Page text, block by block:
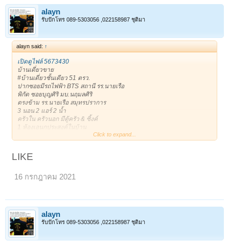
https://timeline.line.me/post/1161408134210039717
ขาย : 3,400,000 บาท
ติดต่อ : 0818665944 (alayan)
alayn
รับปักโทร 089-5303056 ,022158987 ชุติมา
alayn said: ↑
เปิดดูไฟล์ 5673430
บ้านเดี่ยวขาย
#บ้านเดี่ยวชั้นเดียว 51 ตรว.
ปากซอยมีรถไฟฟ้า BTS สถานี รร.นายเรือ
พิกัด ซอยบุญศิริ มบ.นฤมลศิริ
ตรงข้าม รร.นายเรือ สมุทรปราการ
3 นอน 2 แอร์ 2 น้ำ
ครัวใน ครัวนอก มีตู้ครัว & ซิ้งค์
1 ห้องเอนกประสงค์ในบ้าน
1 ห้องเอนกประสงค์ข้างบ้าน เก็บของ หรือเป็นบ้านสัตว์เลี้ยงได้
1 จอดในบ้าน/ 3 จอดหน้าบ้าน
ถนนหน้าบ้านกว้าง หน้าบ้านไม่ชนประตูบ้านใคร
* 081-8665944 Addy *
ขอบคุณครับ **
https://timeline.line.me/post/1161408134210039717
ขาย : 3,400,000 บาท
ติดต่อ : 0818665944 (alayan)
Click to expand...
LIKE
16 กรกฎาคม 2021
alayn
รับปักโทร 089-5303056 ,022158987 ชุติมา